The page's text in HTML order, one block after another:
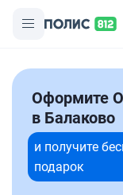
Оформите
в Балаково
и получите
подарок